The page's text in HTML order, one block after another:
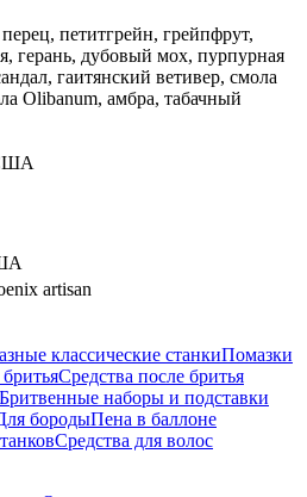
петитгрейн, грейпфрут,
герань, дубовый мох, пурпурная
дал, гаитянский ветивер, смола
Olibanum, амбра, табачный
artisan
классические станкиПомазки
Средства после бритья
Бритвенные наборы и подставки
бородыПена в баллоне
Средства для волос